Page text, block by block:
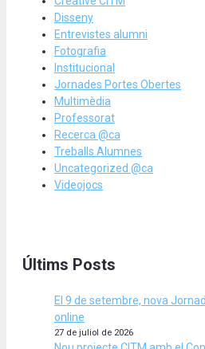
Disseny
Entrevistes alumni
Fotografia
Institucional
Jornades Portes Obertes
Multimèdia
Professorat
Recerca @ca
Treballs Alumnes
Uncategorized @ca
Videojocs
Últims Posts
El 9 de setembre, nova
online
27 de juliol de 2026